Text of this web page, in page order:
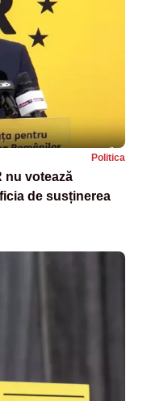
Politica
nu votează
de susținerea